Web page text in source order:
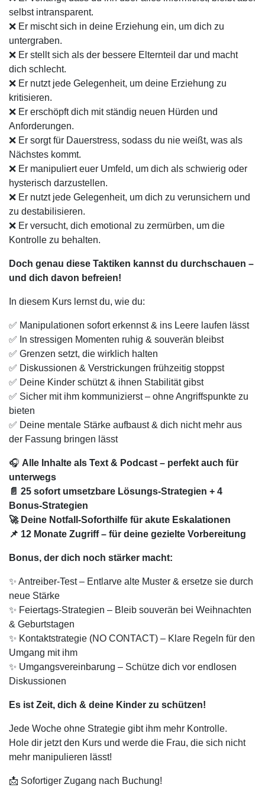
selbst intransparent.
❌ Er mischt sich in deine Erziehung ein, um dich zu
untergraben.
❌ Er stellt sich als der bessere Elternteil dar und macht
dich schlecht.
❌ Er nutzt jede Gelegenheit, um deine Erziehung zu
kritisieren.
❌ Er erschöpft dich mit ständig neuen Hürden und
Anforderungen.
❌ Er sorgt für Dauerstress, sodass du nie weißt, was als
Nächstes kommt.
❌ Er manipuliert euer Umfeld, um dich als schwierig oder
hysterisch darzustellen.
❌ Er nutzt jede Gelegenheit, um dich zu verunsichern und
zu destabilisieren.
❌ Er versucht, dich emotional zu zermürben, um die
Kontrolle zu behalten.
Doch genau diese Taktiken kannst du durchschauen –
und dich davon befreien!
In diesem Kurs lernst du, wie du:
✅ Manipulationen sofort erkennst & ins Leere laufen lässt
✅ In stressigen Momenten ruhig & souverän bleibst
✅ Grenzen setzt, die wirklich halten
✅ Diskussionen & Verstrickungen frühzeitig stoppst
✅ Deine Kinder schützt & ihnen Stabilität gibst
✅ Sicher mit ihm kommunizierst – ohne Angriffspunkte zu
bieten
✅ Deine mentale Stärke aufbaust & dich nicht mehr aus
der Fassung bringen lässt
🎧 Alle Inhalte als Text & Podcast – perfekt auch für
unterwegs
📄 25 sofort umsetzbare Lösungs-Strategien + 4
Bonus-Strategien
🚀 Deine Notfall-Soforthilfe für akute Eskalationen
📌 12 Monate Zugriff – für deine gezielte Vorbereitung
Bonus, der dich noch stärker macht:
✨ Antreiber-Test – Entlarve alte Muster & ersetze sie durch
neue Stärke
✨ Feiertags-Strategien – Bleib souverän bei Weihnachten
& Geburtstagen
✨ Kontaktstrategie (NO CONTACT) – Klare Regeln für den
Umgang mit ihm
✨ Umgangsvereinbarung – Schütze dich vor endlosen
Diskussionen
Es ist Zeit, dich & deine Kinder zu schützen!
Jede Woche ohne Strategie gibt ihm mehr Kontrolle.
Hole dir jetzt den Kurs und werde die Frau, die sich nicht
mehr manipulieren lässt!
📩 Sofortiger Zugang nach Buchung!